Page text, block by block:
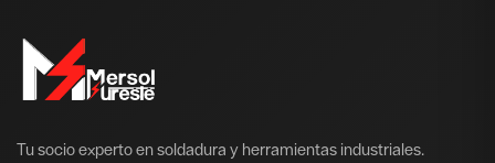
Tu socio experto en soldadura y herramientas industriales.